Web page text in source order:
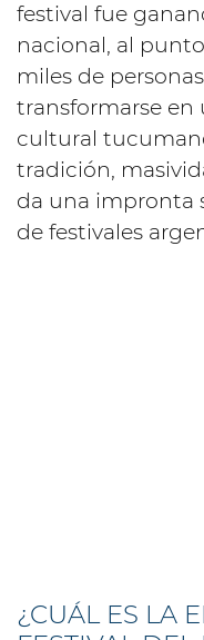
festival fue
nacional, al
miles de
transformarse en
cultural
tradición,
da una impronta
de festivales
¿CUÁL ES LA